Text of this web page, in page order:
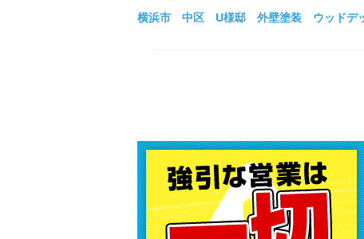
横浜市 中区 U様邸 外壁塗装 ウッドデ